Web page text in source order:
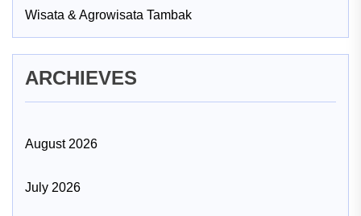
Wisata & Agrowisata Tambak
ARCHIEVES
August 2026
July 2026